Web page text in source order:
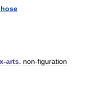
-arts. non-figuration